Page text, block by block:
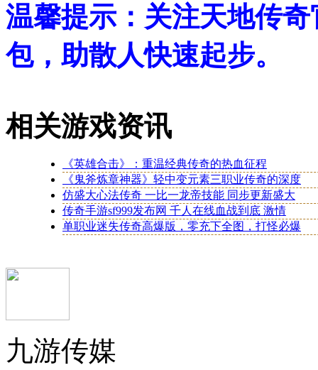
温馨提示：关注天地传
包，助散人快速起步。
相关游戏资讯
《英雄合击》：重温经典传奇的热血征程
《鬼斧炼章神器》轻中变元素三职业传奇的深度
仿盛大心法传奇 一比一龙帝技能 同步更新盛大
传奇手游sf999发布网 千人在线血战到底 激情
单职业迷失传奇高爆版，零充下全图，打怪必爆
九游传媒